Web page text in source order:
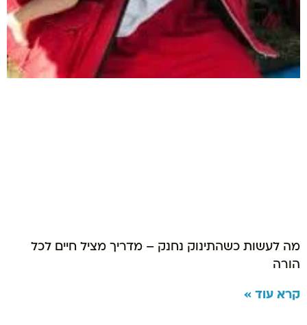
מה לעשות כשהתינוק נחנק – מדריך מציל חיים לכל
הורה
קרא עוד »